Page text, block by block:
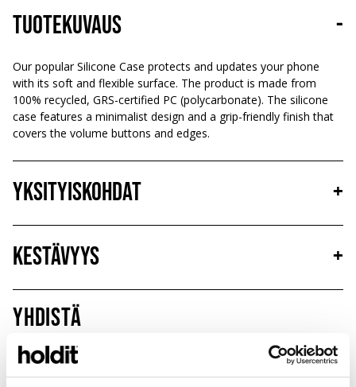
Tuotekuvaus -
Our popular Silicone Case protects and updates your phone
with its soft and flexible surface. The product is made from
100% recycled, GRS-certified PC (polycarbonate). The silicone
case features a minimalist design and a grip-friendly finish that
covers the volume buttons and edges.
Yksityiskohdat +
Kestävyys
+
Yhdistä
Limited Edition
MagSafe Fit